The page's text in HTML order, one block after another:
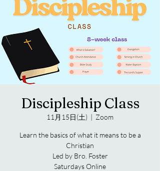
Discipleship Class
11月15日(土)
  |
Zoom
Learn the basics of what it means to be a
Christian
Led by Bro. Foster
Saturdays Online